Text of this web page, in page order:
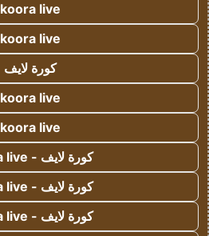
koora live
koora live
كورة لايف
koora live
koora live
كورة لايف - koora live
كورة لايف - koora live
كورة لايف - koora live